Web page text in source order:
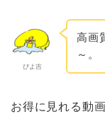
ぴよ吉
高画
～。
お得に見れる動